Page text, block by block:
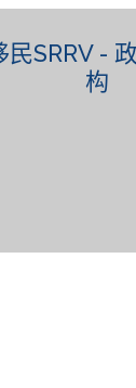
民SRRV -
构